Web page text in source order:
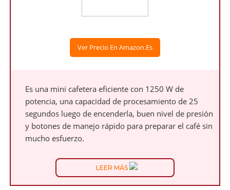
Ver Precio En Amazon.es
Es una mini cafetera eficiente con 1250 W de
potencia, una capacidad de procesamiento de 25
segundos luego de encenderla, buen nivel de presión
y botones de manejo rápido para preparar el café sin
mucho esfuerzo.
LEER MÁS